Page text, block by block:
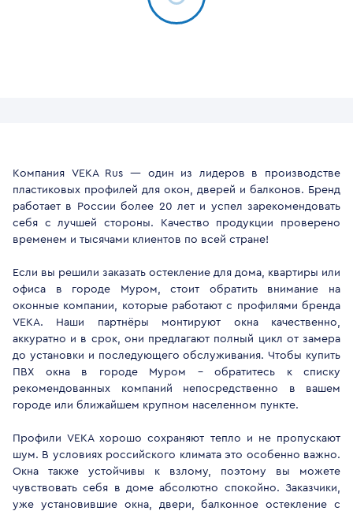
Компания VEKA Rus — один из лидеров в производстве
пластиковых профилей для окон, дверей и балконов. Бренд
работает в России более 20 лет и успел зарекомендовать
себя с лучшей стороны. Качество продукции проверено
временем и тысячами клиентов по всей стране!
Если вы решили заказать остекление для дома, квартиры или
офиса в городе Муром, стоит обратить внимание на
оконные компании, которые работают с профилями бренда
VEKA. Наши партнёры монтируют окна качественно,
аккуратно и в срок, они предлагают полный цикл от замера
до установки и последующего обслуживания. Чтобы купить
ПВХ окна в городе Муром - обратитесь к списку
рекомендованных компаний непосредственно в вашем
городе или ближайшем крупном населенном пункте.
Профили VEKA хорошо сохраняют тепло и не пропускают
шум. В условиях российского климата это особенно важно.
Окна также устойчивы к взлому, поэтому вы можете
чувствовать себя в доме абсолютно спокойно. Заказчики,
уже установившие окна, двери, балконное остекление с